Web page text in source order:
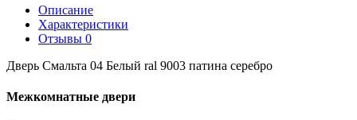
Описание
Характеристики
Отзывы 0
Дверь Смальта 04 Белый ral 9003 патина серебро
Межкомнатные двери